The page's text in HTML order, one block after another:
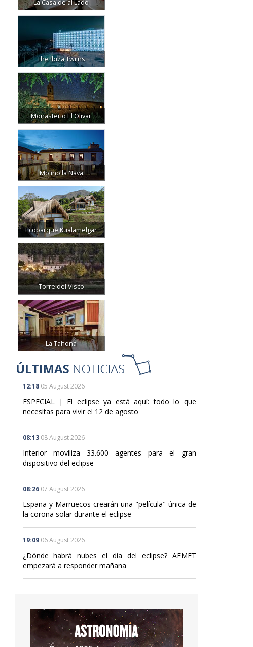
La Casa de al Lado
The Ibiza Twiins
Monasterio El Olivar
Molino la Nava
Ecoparque Kualamelgar
Torre del Visco
La Tahona
12:18 05 August 2026
ESPECIAL | El eclipse ya está aquí: todo lo que
necesitas para vivir el 12 de agosto
08:13 08 August 2026
Interior moviliza 33.600 agentes para el gran
dispositivo del eclipse
08:26 07 August 2026
España y Marruecos crearán una "película" única de
la corona solar durante el eclipse
19:09 06 August 2026
¿Dónde habrá nubes el día del eclipse? AEMET
empezará a responder mañana